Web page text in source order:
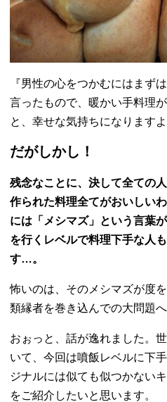
『男性の心をつかむにはまず
言ったもので、 暖かい手料理
と、幸せな気持ちになりますよ
だがしかし！
残念なことに、決して全ての
作られた料理全てがおいしい
には「 メシマズ」という言葉
を行くレベルで料理下手な人
す…。
怖いのは、そのメシマズが度
類縁者を巻き込んでの大問題
おぉっと、話が逸れました。
いて、今回は噴飯レベルに下
ジナルには似ても似つかない
をご紹介したいと思います。